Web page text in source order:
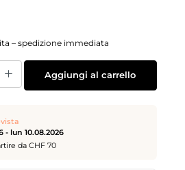
– spedizione immediata
la quantità desiderata o usa i pulsanti per
Aggiungi al carrello
- lun 10.08.2026
da CHF 70